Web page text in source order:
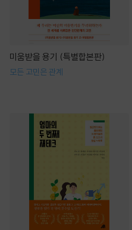
미움받을 용기 (특별합본판)
모든 고민은 관계